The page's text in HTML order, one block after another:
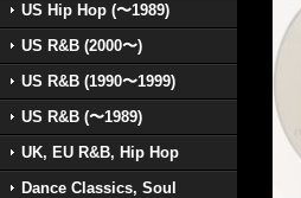
US Hip Hop (〜1989)
US R&B (2000〜)
US R&B (1990〜1999)
US R&B (〜1989)
UK, EU R&B, Hip Hop
Dance Classics, Soul